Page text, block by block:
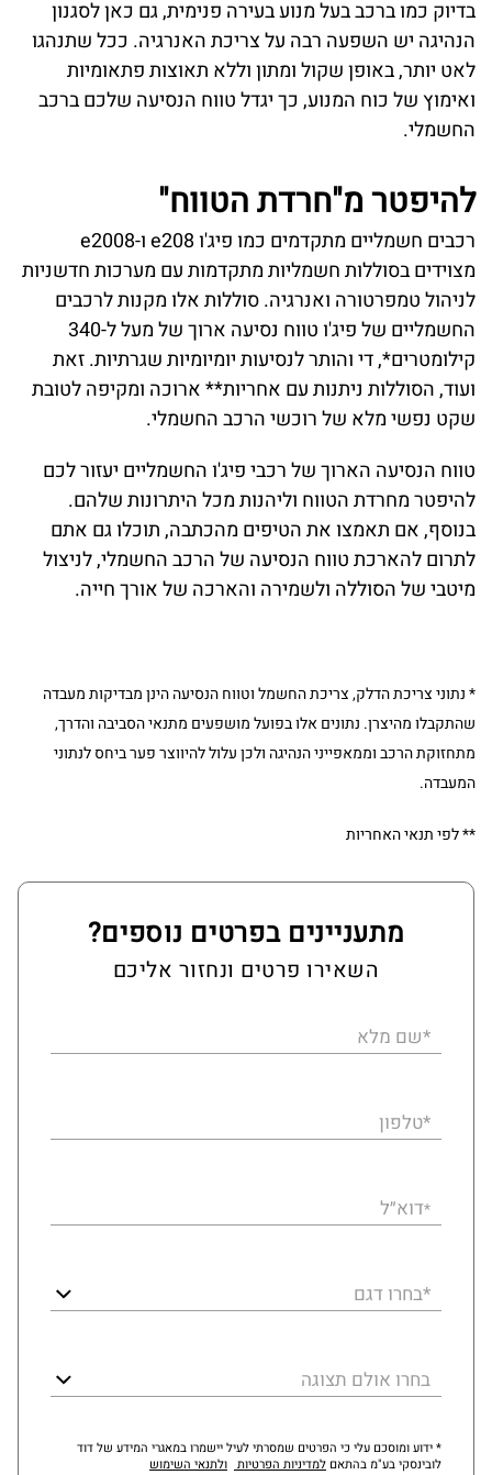
בדיוק כמו ברכב בעל מנוע בעירה פנימית, גם כאן לסגנון
הנהיגה יש השפעה רבה על צריכת האנרגיה. ככל שתנהגו
לאט יותר, באופן שקול ומתון וללא תאוצות פתאומיות
ואימוץ של כוח המנוע, כך יגדל טווח הנסיעה שלכם ברכב
החשמלי.
להיפטר מ"חרדת הטווח"
רכבים חשמליים מתקדמים כמו פיג'ו e208 ו-e2008
מצוידים בסוללות חשמליות מתקדמות עם מערכות חדשניות
לניהול טמפרטורה ואנרגיה. סוללות אלו מקנות לרכבים
החשמליים של פיג'ו טווח נסיעה ארוך של מעל ל-340
קילומטרים*, די והותר לנסיעות יומיומיות שגרתיות. זאת
ועוד, הסוללות ניתנות עם אחריות** ארוכה ומקיפה לטובת
שקט נפשי מלא של רוכשי הרכב החשמלי.
טווח הנסיעה הארוך של רכבי פיג'ו החשמליים יעזור לכם
להיפטר מחרדת הטווח וליהנות מכל היתרונות שלהם.
בנוסף, אם תאמצו את הטיפים מהכתבה, תוכלו גם אתם
לתרום להארכת טווח הנסיעה של הרכב החשמלי, לניצול
מיטבי של הסוללה ולשמירה והארכה של אורך חייה.
* נתוני צריכת הדלק, צריכת החשמל וטווח הנסיעה הינן מבדיקות מעבדה
שהתקבלו מהיצרן. נתונים אלו בפועל מושפעים מתנאי הסביבה והדרך,
מתחזוקת הרכב וממאפייני הנהיגה ולכן עלול להיווצר פער ביחס לנתוני
המעבדה.
** לפי תנאי האחריות
מתעניינים בפרטים נוספים?
השאירו פרטים ונחזור אליכם
*שם מלא
*טלפון
*דוא״ל
*בחרו דגם
בחרו אולם תצוגה
* ידוע ומוסכם עלי כי הפרטים שמסרתי לעיל יישמרו במאגרי המידע של דוד
לובינסקי בע"מ בהתאםלמדיניות הפרטיות ולתנאי השימוש